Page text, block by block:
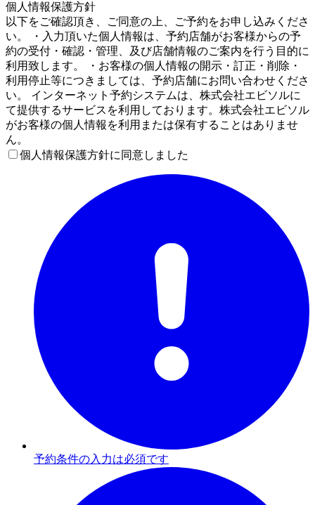
個人情報保護方針
以下をご確認頂き、ご同意の上、ご予約をお申し込みくださ
い。 ・入力頂いた個人情報は、予約店舗がお客様からの予
約の受付・確認・管理、及び店舗情報のご案内を行う目的に
利用致します。 ・お客様の個人情報の開示・訂正・削除・
利用停止等につきましては、予約店舗にお問い合わせくださ
い。 インターネット予約システムは、株式会社エビソルに
て提供するサービスを利用しております。株式会社エビソル
がお客様の個人情報を利用または保有することはありませ
ん。
個人情報保護方針に同意しました
予約条件の入力は必須です